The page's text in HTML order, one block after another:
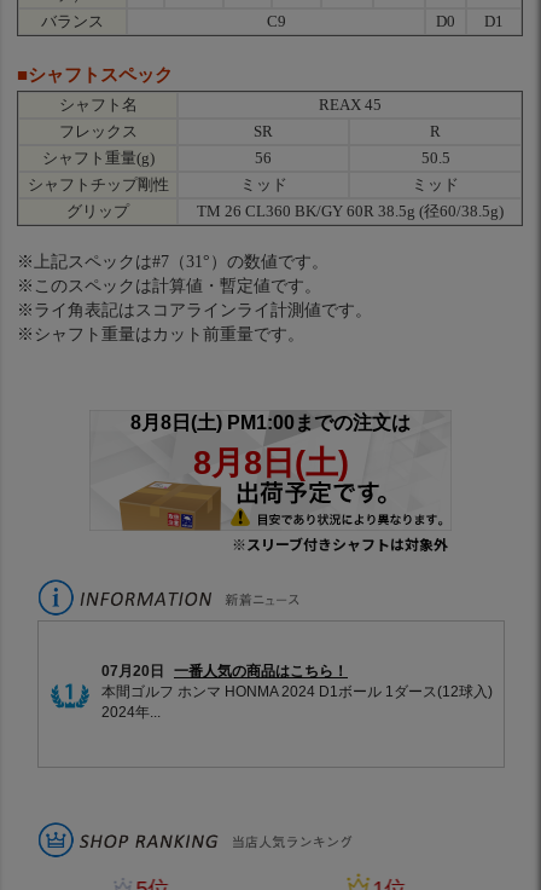
バランス C9 D0 D1
■シャフトスペック
シャフト名
REAX 45
フレックス
SR
R
シャフト重量(g)
56
50.5
シャフトチップ剛性
ミッド
ミッド
グリップ
TM 26 CL360 BK/GY 60R 38.5g (径60/38.5g)
※上記スペックは#7（31°）の数値です。
※このスペックは計算値・暫定値です。
※ライ角表記はスコアラインライ計測値です。
※シャフト重量はカット前重量です。
※スリーブ付きシャフトは対象外